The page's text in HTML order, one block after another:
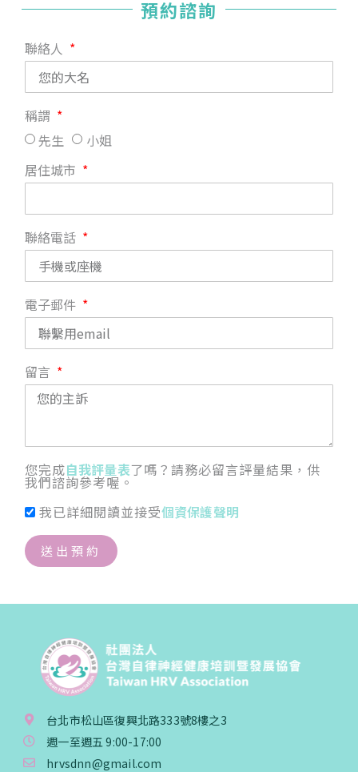
預約諮詢
聯絡人
稱謂
先生
小姐
居住城市
聯絡電話
電子郵件
留言
您完成自我評量表了嗎？請務必留言評量結果，供
我們諮詢參考喔。
我已詳細閱讀並接受個資保護聲明
送出預約
台北市松山區復興北路333號8樓之3
週一至週五 9:00-17:00
hrvsdnn@gmail.com